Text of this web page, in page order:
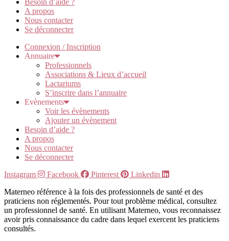
Besoin d’aide ?
A propos
Nous contacter
Se déconnecter
Connexion / Inscription
Annuaire
Professionnels
Associations & Lieux d’accueil
Lactariums
S’inscrire dans l’annuaire
Evènements
Voir les évènements
Ajouter un évènement
Besoin d’aide ?
A propos
Nous contacter
Se déconnecter
Instagram
Facebook Pinterest
Linkedin
Materneo référence à la fois des professionnels de santé et des
praticiens non réglementés. Pour tout problème médical, consultez
un professionnel de santé. En utilisant Materneo, vous reconnaissez
avoir pris connaissance du cadre dans lequel exercent les praticiens
consultés.